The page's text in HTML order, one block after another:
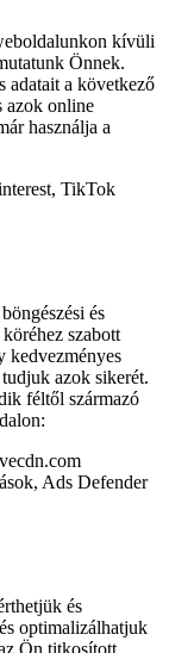
kívüli
Önnek.
adatait a következő
azok online
használja a
TikTok
és
szabott
kedvezményes
azok sikerét.
féltől származó
Ads Defender
és
optimalizálhatjuk
Ön titkosított